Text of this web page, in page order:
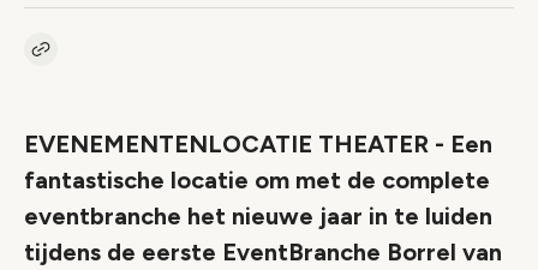
Kopieer link naar artikel
EVENEMENTENLOCATIE THEATER - Een
fantastische locatie om met de complete
eventbranche het nieuwe jaar in te luiden
tijdens de eerste EventBranche Borrel van